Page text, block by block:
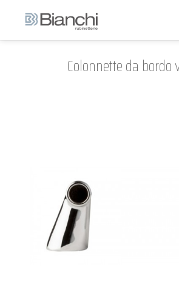
Colonnette da bordo